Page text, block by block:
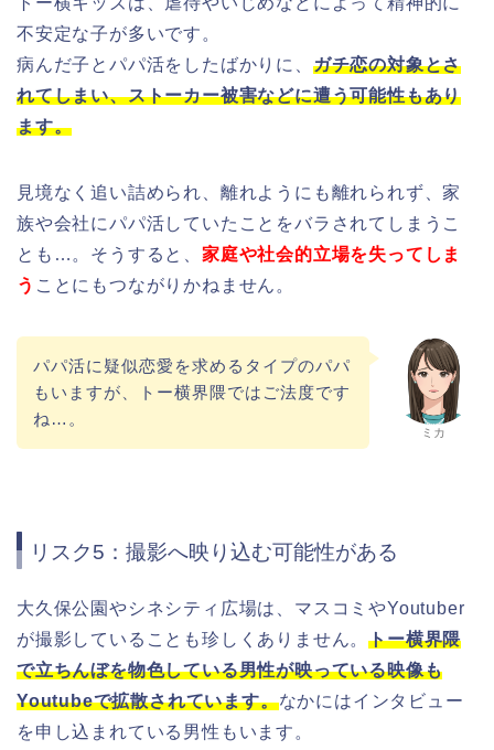
不安定な子が多いです。
病んだ子とパパ活をしたばかりに、 ガチ恋の対象とさ
れてしまい、ストーカー被害などに遭う可能性もあり
ます。
見境なく追い詰められ、離れようにも離れられず、家
族や会社にパパ活していたことをバラされてしまうこ
とも…。 そうすると、家庭や社会的立場を失ってしま
う ことにもつながりかねません。
ミカ
パパ活に疑似恋愛を求めるタイプのパパ
もいますが、トー横界隈ではご法度です
ね…。
リスク5：撮影へ映り込む可能性がある
大久保公園やシネシティ広場は、マスコミやYoutuber
が撮影していることも珍しくありません。トー横界隈
で立ちんぼを物色している男性が映っている映像も
Youtubeで拡散されています。なかにはインタビュー
を申し込まれている男性もいます。